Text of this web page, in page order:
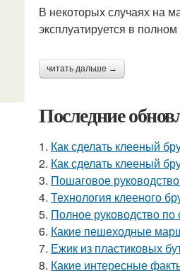
В некоторых случаях на
эксплуатируется в
читать дальше →
Последние
1. Как сделать клееный
2. Как сделать клееный
3. Пошаговое
4. Технология клееного
5. Полное руководство
6. Какие пешеходные
7. Ежик из пластиковых
8. Какие интересные